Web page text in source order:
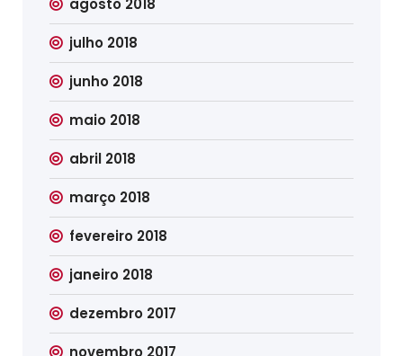
julho 2018
junho 2018
maio 2018
abril 2018
março 2018
fevereiro 2018
janeiro 2018
dezembro 2017
novembro 2017